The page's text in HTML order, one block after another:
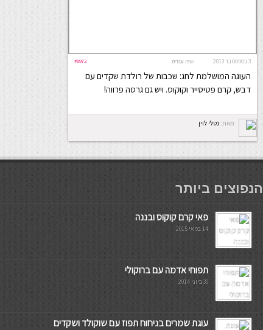
3 בספטמבר 2013 #8972 שפה: עברית
העוגה המושלמת לחג: שכבות של רולדת שקדים עם
דבש, קרם פטיסייר וקוקוס. ויש גם גרסה פרווה!
מאת: נטלי לוין
мостбет кг
הנפוצים ביותר
פאי קרם קוקוס ובננה
14 במאי 2015
תפוחי אדמה עם ברוקולי
30 ביוני 2014
עוגת שמרים בניחוח תפוז עם שוקולד ושקדים